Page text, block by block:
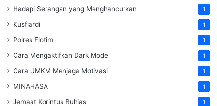
Hadapi Serangan yang Menghancurkan 1
Kusfiardi 1
Polres Flotim 1
Cara Mengaktifkan Dark Mode 1
Cara UMKM Menjaga Motivasi 1
MINAHASA 1
Jemaat Korintus Buhias 1